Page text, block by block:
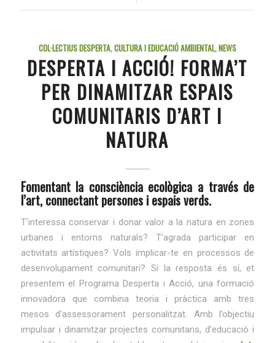
COL·LECTIUS DESPERTA,CULTURA I EDUCACIÓ AMBIENTAL,NEWS
DESPERTA I ACCIÓ! FORMA’T
PER DINAMITZAR ESPAIS
COMUNITARIS D’ART I
NATURA
Fomentant la consciència ecològica a través de
l’art, connectant persones i espais verds.
T’interessa conservar i donar valor a la natura en zones
urbanes i entorns naturals? T’agrada participar en
activitats artístiques? Vols implicar-te en processos de
desenvolupament comunitari? Si la resposta és sí, et
presentem el Programa Desperta i Acció, una formació
innovadora que combina teoria i pràctica amb tres
mesos d’assessorament personalitzat. Amb l’objectiu
impulsar i dinamitzar projectes comunitaris, d’educació i